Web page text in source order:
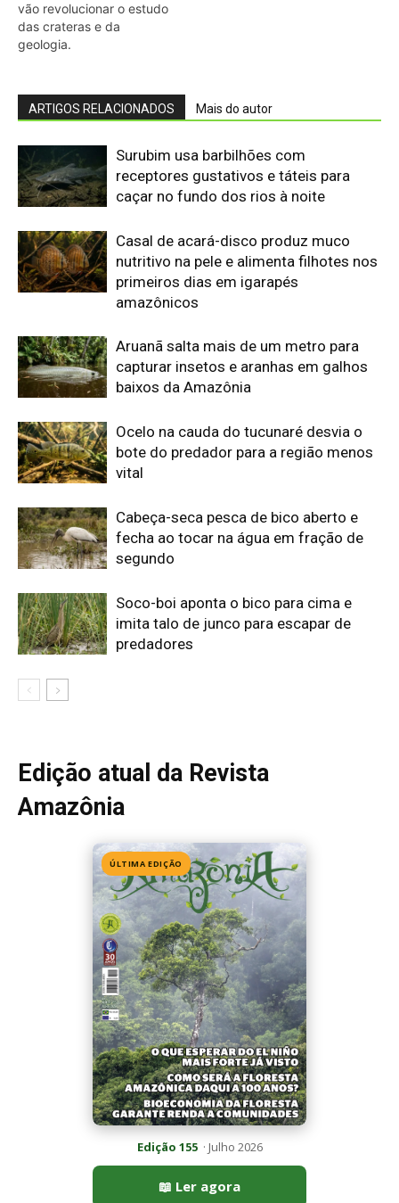
vão revolucionar o estudo
das crateras e da
geologia.
ARTIGOS RELACIONADOS Mais do autor
Surubim usa barbilhões com
receptores gustativos e táteis para
caçar no fundo dos rios à noite
Casal de acará-disco produz muco
nutritivo na pele e alimenta filhotes nos
primeiros dias em igarapés
amazônicos
Aruanã salta mais de um metro para
capturar insetos e aranhas em galhos
baixos da Amazônia
Ocelo na cauda do tucunaré desvia o
bote do predador para a região menos
vital
Cabeça-seca pesca de bico aberto e
fecha ao tocar na água em fração de
segundo
Soco-boi aponta o bico para cima e
imita talo de junco para escapar de
predadores
Edição atual da Revista
Amazônia
ÚLTIMA EDIÇÃO
Edição 155· Julho 2026
📖 Ler agora